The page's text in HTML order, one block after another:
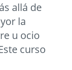
allá de
la
u ocio
curso